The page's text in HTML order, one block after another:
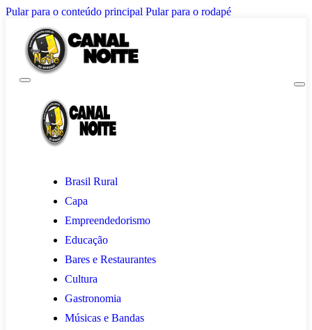
Pular para o conteúdo principal Pular para o rodapé
Brasil Rural
Capa
Empreendedorismo
Educação
Bares e Restaurantes
Cultura
Gastronomia
Músicas e Bandas